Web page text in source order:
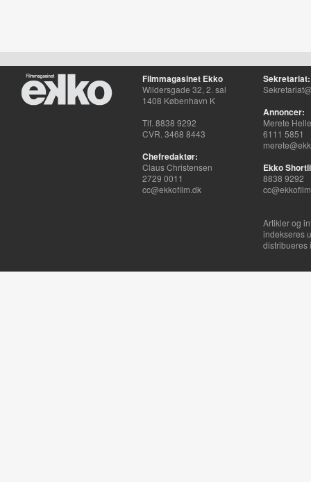
Filmmagasinet Ekko
Wildersgade 32, 2. sal
1408 København K
Tlf. 8838 9292
CVR. 3468 8443
Chefredaktør:
Claus Christensen
2729 0011
cc@ekkofilm.dk
Sekretariat:
Annoncer:
Merete
6111 5851
Ekko
8838 9292
Artikler og
indekseres
distribueres